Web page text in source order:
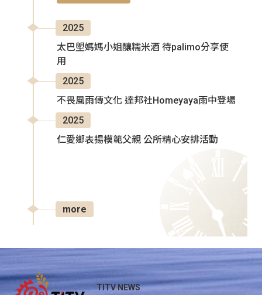
2025
太巴塱媽媽小姐釀糯米酒 待palimo分享使
用
2025
不畏風雨傳文化 達邦社Homeyaya雨中登場
2025
仁愛鄉表揚模範父親 公所精心安排活動
more
TITV NEWS